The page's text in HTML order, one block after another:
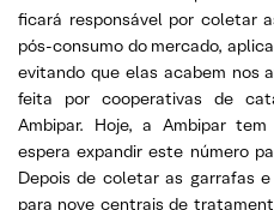
ficará responsável por coletar
pós-consumo do mercado,
evitando que elas acabem nos
feita por cooperativas de
Ambipar. Hoje, a Ambipar
espera expandir este número
Depois de coletar as garrafas
para nove centrais de